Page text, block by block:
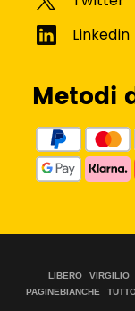
Metodi
LIBERO VIRGILIO
PAGINEBIANCHE